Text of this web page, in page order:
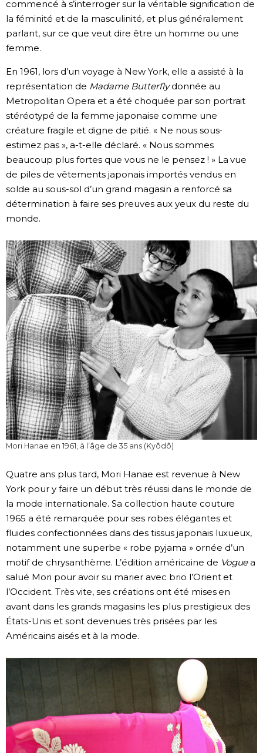
commencé à s’interroger sur la véritable signification de
la féminité et de la masculinité, et plus généralement
parlant, sur ce que veut dire être un homme ou une
femme.
En 1961, lors d’un voyage à New York, elle a assisté à la
représentation de Madame Butterflydonnée au
Metropolitan Opera et a été choquée par son portrait
stéréotypé de la femme japonaise comme une
créature fragile et digne de pitié. « Ne nous sous-
estimez pas », a-t-elle déclaré. « Nous sommes
beaucoup plus fortes que vous ne le pensez ! » La vue
de piles de vêtements japonais importés vendus en
solde au sous-sol d’un grand magasin a renforcé sa
détermination à faire ses preuves aux yeux du reste du
monde.
Mori Hanae en 1961, à l’âge de 35 ans (Kyôdô)
Quatre ans plus tard, Mori Hanae est revenue à New
York pour y faire un début très réussi dans le monde de
la mode internationale. Sa collection haute couture
1965 a été remarquée pour ses robes élégantes et
fluides confectionnées dans des tissus japonais luxueux,
notamment une superbe « robe pyjama » ornée d’un
motif de chrysanthème. L’édition américaine de Voguea
salué Mori pour avoir su marier avec brio l’Orient et
l’Occident. Très vite, ses créations ont été mises en
avant dans les grands magasins les plus prestigieux des
États-Unis et sont devenues très prisées par les
Américains aisés et à la mode.